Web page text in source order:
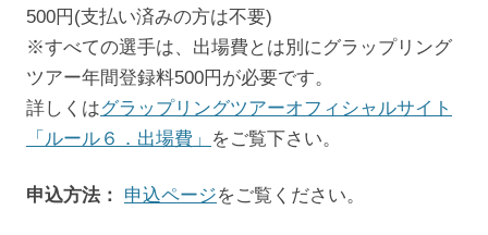
500円(支払い済みの方は不要)
※すべての選手は、出場費とは別にグラップリング
ツアー年間登録料500円が必要です。
詳しくはグラップリングツアーオフィシャルサイト
「ルール６．出場費」
をご覧下さい。
申込方法： 申込ページをご覧ください。